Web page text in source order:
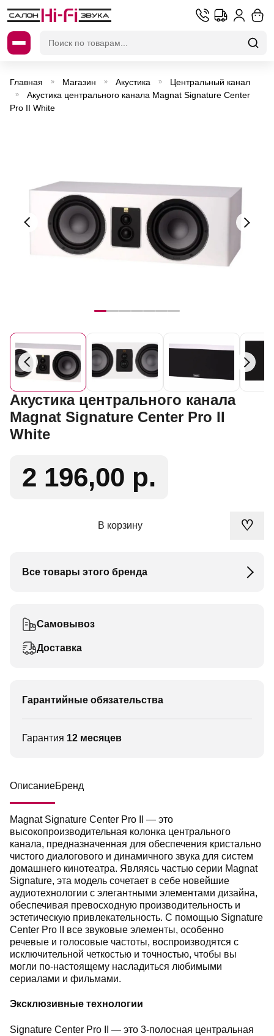
Главная » Магазин » Акустика » Центральный канал
»
Акустика центрального канала Magnat Signature Center
Pro II White
Акустика центрального канала
Magnat Signature Center Pro II
White
2 196,00 р.
В корзину ♡
Все товары этого бренда
Самовывоз
Доставка
Гарантийные обязательства
Гарантия 12 месяцев
ОписаниеБренд
Magnat Signature Center Pro II — это
высокопроизводительная колонка центрального
канала, предназначенная для обеспечения кристально
чистого диалогового и динамичного звука для систем
домашнего кинотеатра. Являясь частью серии Magnat
Signature, эта модель сочетает в себе новейшие
аудиотехнологии с элегантными элементами дизайна,
обеспечивая превосходную производительность и
эстетическую привлекательность. С помощью Signature
Center Pro II все звуковые элементы, особенно
речевые и голосовые частоты, воспроизводятся с
исключительной четкостью и точностью, чтобы вы
могли по-настоящему насладиться любимыми
сериалами и фильмами.
Эксклюзивные технологии
Signature Center Pro II — это 3-полосная центральная